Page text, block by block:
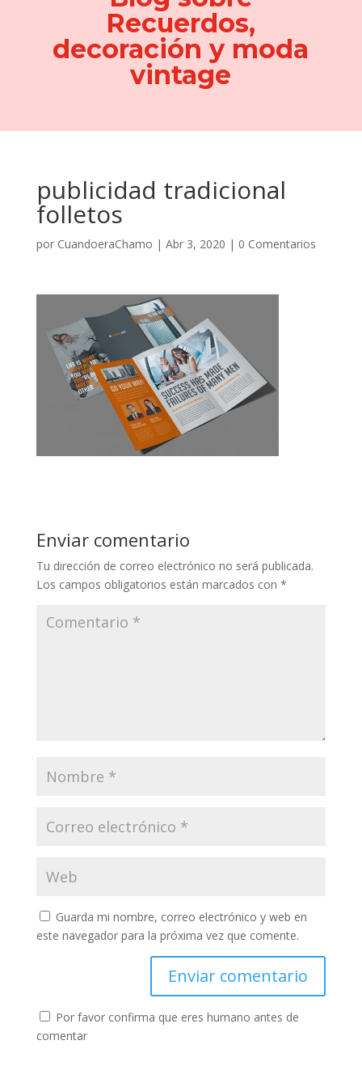
Recuerdos,
decoración y moda
vintage
publicidad tradicional
folletos
por CuandoeraChamo | Abr 3, 2020 | 0 Comentarios
Enviar comentario
Tu dirección de correo electrónico no será publicada.
Los campos obligatorios están marcados con *
Guarda mi nombre, correo electrónico y web en
este navegador para la próxima vez que comente.
Por favor confirma que eres humano antes de
comentar